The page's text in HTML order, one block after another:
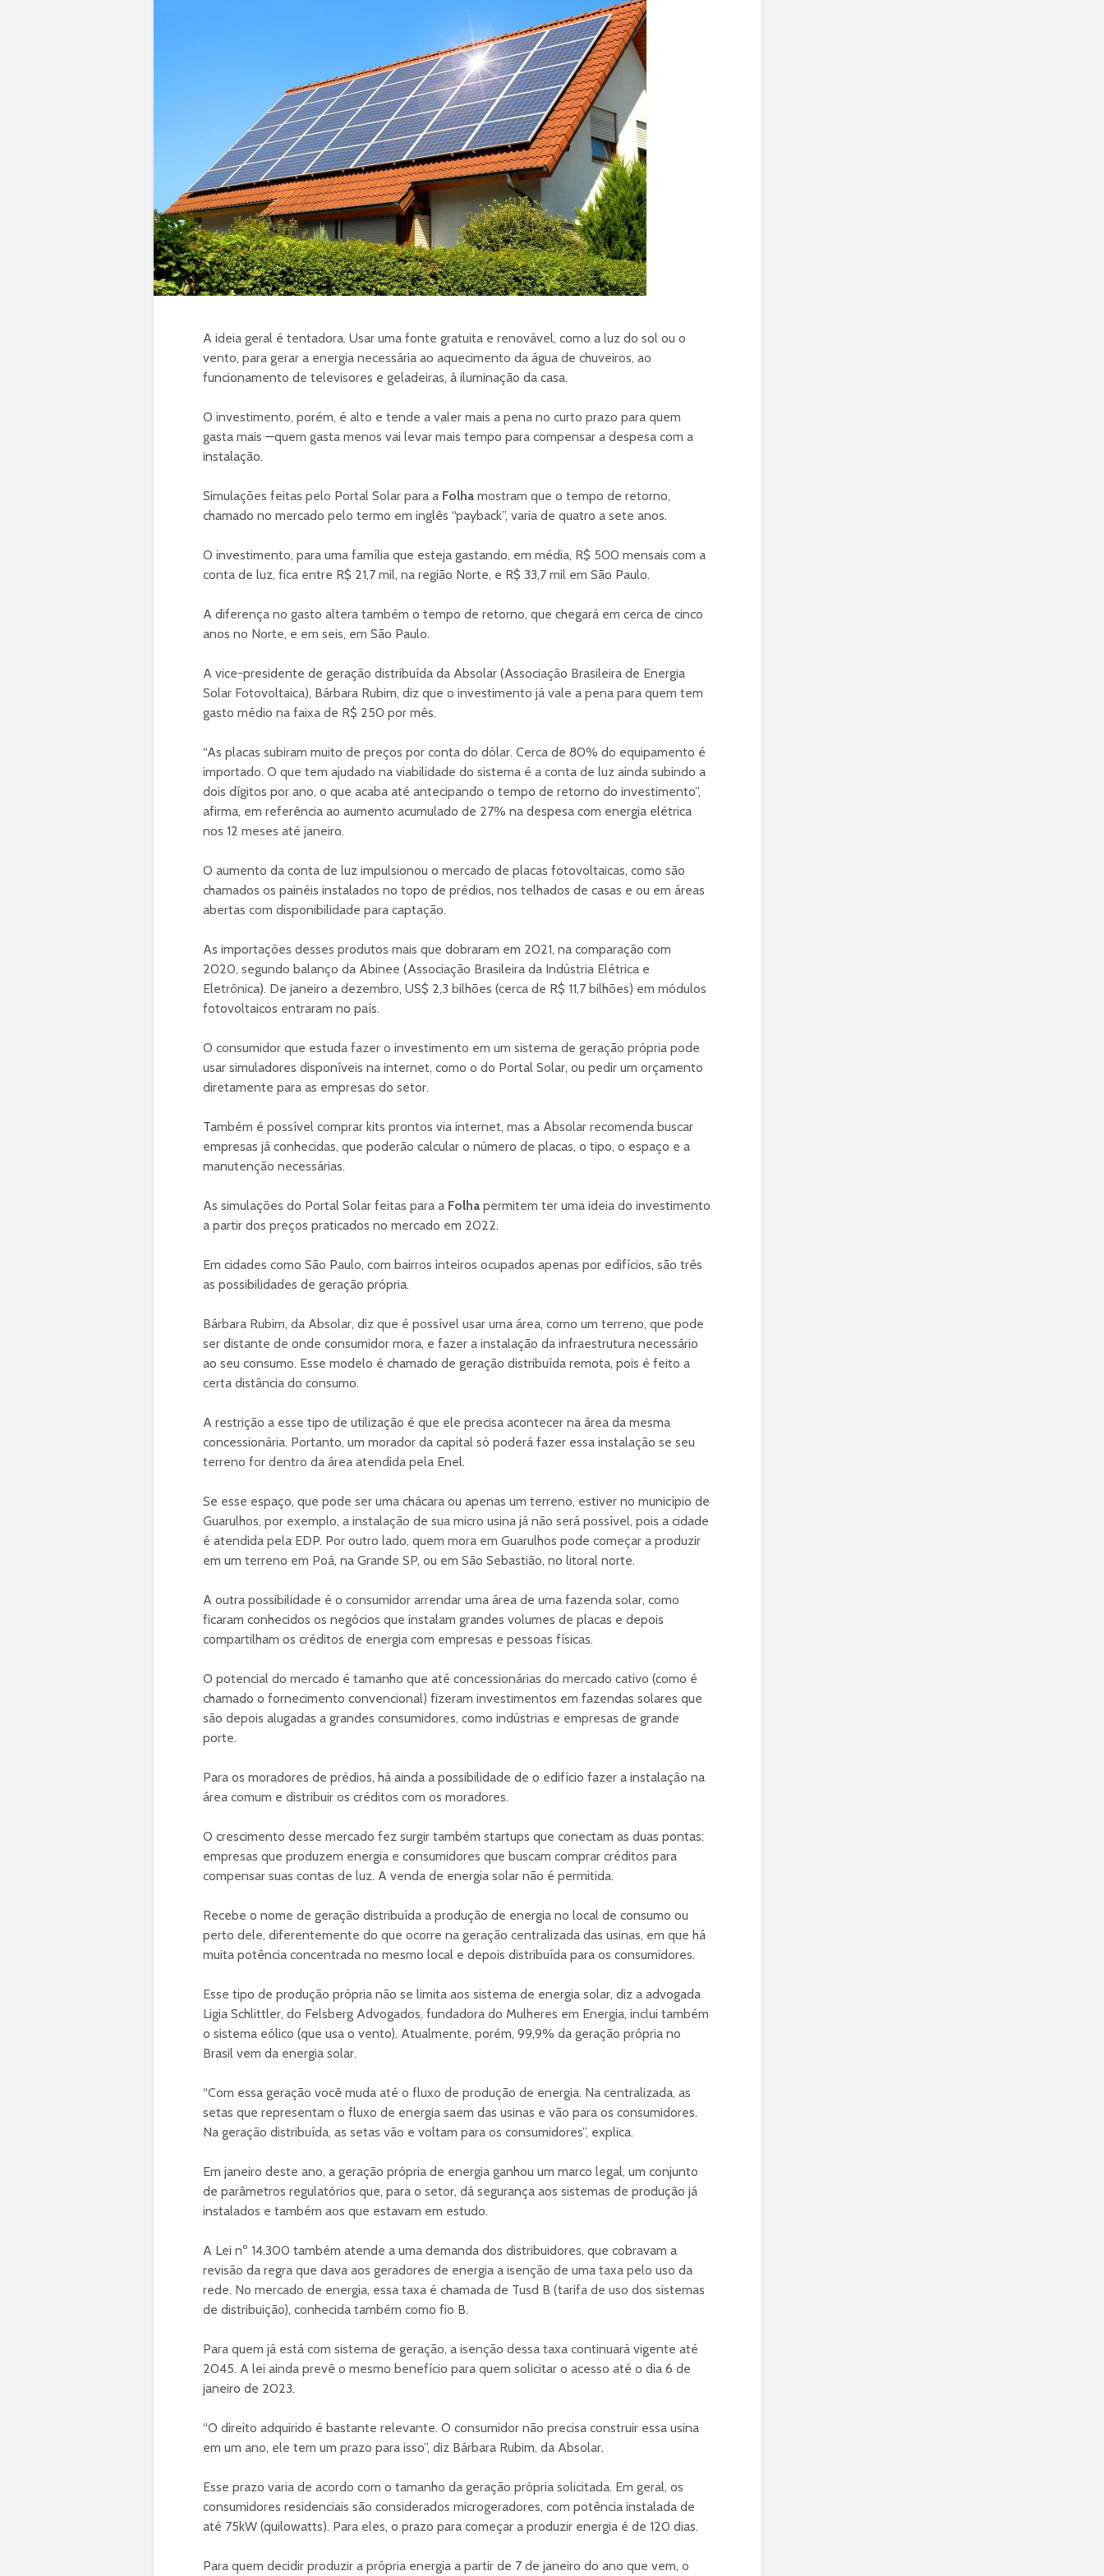
A ideia geral é tentadora. Usar uma fonte gratuita e renovável, como a luz do sol ou o
vento, para gerar a energia necessária ao aquecimento da água de chuveiros, ao
funcionamento de televisores e geladeiras, à iluminação da casa.
O investimento, porém, é alto e tende a valer mais a pena no curto prazo para quem
gasta mais —quem gasta menos vai levar mais tempo para compensar a despesa com a
instalação.
Simulações feitas pelo Portal Solar para a Folha mostram que o tempo de retorno,
chamado no mercado pelo termo em inglês “payback”, varia de quatro a sete anos.
O investimento, para uma família que esteja gastando, em média, R$ 500 mensais com a
conta de luz, fica entre R$ 21,7 mil, na região Norte, e R$ 33,7 mil em São Paulo.
A diferença no gasto altera também o tempo de retorno, que chegará em cerca de cinco
anos no Norte, e em seis, em São Paulo.
A vice-presidente de geração distribuída da Absolar (Associação Brasileira de Energia
Solar Fotovoltaica), Bárbara Rubim, diz que o investimento já vale a pena para quem tem
gasto médio na faixa de R$ 250 por mês.
“As placas subiram muito de preços por conta do dólar. Cerca de 80% do equipamento é
importado. O que tem ajudado na viabilidade do sistema é a conta de luz ainda subindo a
dois dígitos por ano, o que acaba até antecipando o tempo de retorno do investimento”,
afirma, em referência ao aumento acumulado de 27% na despesa com energia elétrica
nos 12 meses até janeiro.
O aumento da conta de luz impulsionou o mercado de placas fotovoltaicas, como são
chamados os painéis instalados no topo de prédios, nos telhados de casas e ou em áreas
abertas com disponibilidade para captação.
As importações desses produtos mais que dobraram em 2021, na comparação com
2020, segundo balanço da Abinee (Associação Brasileira da Indústria Elétrica e
Eletrônica). De janeiro a dezembro, US$ 2,3 bilhões (cerca de R$ 11,7 bilhões) em módulos
fotovoltaicos entraram no país.
O consumidor que estuda fazer o investimento em um sistema de geração própria pode
usar simuladores disponíveis na internet, como o do Portal Solar, ou pedir um orçamento
diretamente para as empresas do setor.
Também é possível comprar kits prontos via internet, mas a Absolar recomenda buscar
empresas já conhecidas, que poderão calcular o número de placas, o tipo, o espaço e a
manutenção necessárias.
As simulações do Portal Solar feitas para a Folha permitem ter uma ideia do investimento
a partir dos preços praticados no mercado em 2022.
Em cidades como São Paulo, com bairros inteiros ocupados apenas por edifícios, são três
as possibilidades de geração própria.
Bárbara Rubim, da Absolar, diz que é possível usar uma área, como um terreno, que pode
ser distante de onde consumidor mora, e fazer a instalação da infraestrutura necessário
ao seu consumo. Esse modelo é chamado de geração distribuída remota, pois é feito a
certa distância do consumo.
A restrição a esse tipo de utilização é que ele precisa acontecer na área da mesma
concessionária. Portanto, um morador da capital só poderá fazer essa instalação se seu
terreno for dentro da área atendida pela Enel.
Se esse espaço, que pode ser uma chácara ou apenas um terreno, estiver no município de
Guarulhos, por exemplo, a instalação de sua micro usina já não será possível, pois a cidade
é atendida pela EDP. Por outro lado, quem mora em Guarulhos pode começar a produzir
em um terreno em Poá, na Grande SP, ou em São Sebastião, no litoral norte.
A outra possibilidade é o consumidor arrendar uma área de uma fazenda solar, como
ficaram conhecidos os negócios que instalam grandes volumes de placas e depois
compartilham os créditos de energia com empresas e pessoas físicas.
O potencial do mercado é tamanho que até concessionárias do mercado cativo (como é
chamado o fornecimento convencional) fizeram investimentos em fazendas solares que
são depois alugadas a grandes consumidores, como indústrias e empresas de grande
porte.
Para os moradores de prédios, há ainda a possibilidade de o edifício fazer a instalação na
área comum e distribuir os créditos com os moradores.
O crescimento desse mercado fez surgir também startups que conectam as duas pontas:
empresas que produzem energia e consumidores que buscam comprar créditos para
compensar suas contas de luz. A venda de energia solar não é permitida.
Recebe o nome de geração distribuída a produção de energia no local de consumo ou
perto dele, diferentemente do que ocorre na geração centralizada das usinas, em que há
muita potência concentrada no mesmo local e depois distribuída para os consumidores.
Esse tipo de produção própria não se limita aos sistema de energia solar, diz a advogada
Ligia Schlittler, do Felsberg Advogados, fundadora do Mulheres em Energia, inclui também
o sistema eólico (que usa o vento). Atualmente, porém, 99,9% da geração própria no
Brasil vem da energia solar.
“Com essa geração você muda até o fluxo de produção de energia. Na centralizada, as
setas que representam o fluxo de energia saem das usinas e vão para os consumidores.
Na geração distribuída, as setas vão e voltam para os consumidores”, explica.
Em janeiro deste ano, a geração própria de energia ganhou um marco legal, um conjunto
de parâmetros regulatórios que, para o setor, dá segurança aos sistemas de produção já
instalados e também aos que estavam em estudo.
A Lei nº 14.300 também atende a uma demanda dos distribuidores, que cobravam a
revisão da regra que dava aos geradores de energia a isenção de uma taxa pelo uso da
rede. No mercado de energia, essa taxa é chamada de Tusd B (tarifa de uso dos sistemas
de distribuição), conhecida também como fio B.
Para quem já está com sistema de geração, a isenção dessa taxa continuará vigente até
2045. A lei ainda prevê o mesmo benefício para quem solicitar o acesso até o dia 6 de
janeiro de 2023.
“O direito adquirido é bastante relevante. O consumidor não precisa construir essa usina
em um ano, ele tem um prazo para isso”, diz Bárbara Rubim, da Absolar.
Esse prazo varia de acordo com o tamanho da geração própria solicitada. Em geral, os
consumidores residenciais são considerados microgeradores, com potência instalada de
até 75kW (quilowatts). Para eles, o prazo para começar a produzir energia é de 120 dias.
Para quem decidir produzir a própria energia a partir de 7 de janeiro do ano que vem, o